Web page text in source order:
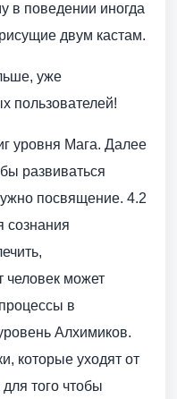
в поведении иногда
двум кастам.
уже
пользователей!
уровня Мага. Далее
развиваться
посвящение. 4.2
сознания
человек может
в
Алхимиков.
которые уходят от
того чтобы